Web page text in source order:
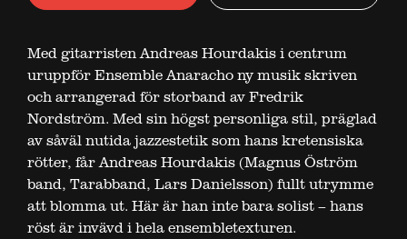
Med gitarristen Andreas Hourdakis i centrum
uruppför Ensemble Anaracho ny musik skriven
och arrangerad för storband av Fredrik
Nordström. Med sin högst personliga stil, präglad
av såväl nutida jazzestetik som hans kretensiska
rötter, får Andreas Hourdakis (Magnus Öström
band, Tarabband, Lars Danielsson) fullt utrymme
att blomma ut. Här är han inte bara solist – hans
röst är invävd i hela ensembletexturen.